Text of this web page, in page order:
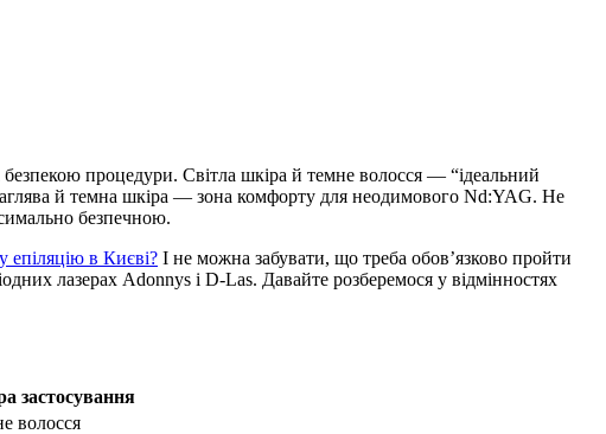
процедури. Світла шкіра й темне волосся — “ідеальний
й темна шкіра — зона комфорту для неодимового Nd:YAG. Не
безпечною.
епіляцію в Києві? І не можна забувати, що треба обов’язково пройти
лазерах Adonnys і D-Las. Давайте розберемося у відмінностях
застосування
волосся